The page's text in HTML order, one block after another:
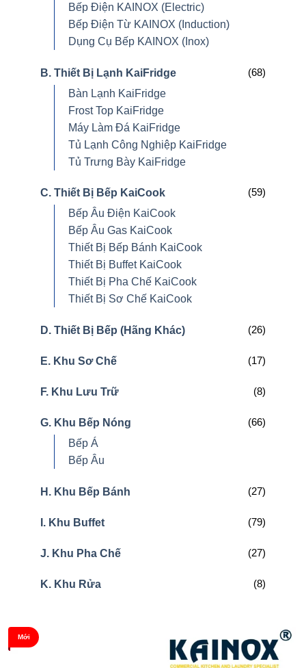
Bếp Điện KAINOX (Electric)
Bếp Điện Từ KAINOX (Induction)
Dụng Cụ Bếp KAINOX (Inox)
B. Thiết Bị Lạnh KaiFridge
(68)
Bàn Lạnh KaiFridge
Frost Top KaiFridge
Máy Làm Đá KaiFridge
Tủ Lạnh Công Nghiệp KaiFridge
Tủ Trưng Bày KaiFridge
C. Thiết Bị Bếp KaiCook
(59)
Bếp Âu Điện KaiCook
Bếp Âu Gas KaiCook
Thiết Bị Bếp Bánh KaiCook
Thiết Bị Buffet KaiCook
Thiết Bị Pha Chế KaiCook
Thiết Bị Sơ Chế KaiCook
D. Thiết Bị Bếp (Hãng Khác) (26)
E. Khu Sơ Chế (17)
F. Khu Lưu Trữ (8)
G. Khu Bếp Nóng
(66)
Bếp Á
Bếp Âu
H. Khu Bếp Bánh (27)
I. Khu Buffet (79)
J. Khu Pha Chế (27)
K. Khu Rửa (8)
Mới